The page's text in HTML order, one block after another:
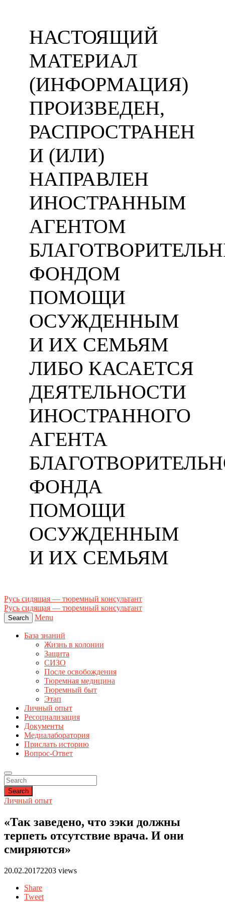
НАСТОЯЩИЙ
МАТЕРИАЛ
(ИНФОРМАЦИЯ)
ПРОИЗВЕДЕН,
РАСПРОСТРАНЕН
И (ИЛИ)
НАПРАВЛЕН
ИНОСТРАННЫМ
АГЕНТОМ
ФОНДОМ
ПОМОЩИ
ОСУЖДЕННЫМ
И ИХ СЕМЬЯМ
ЛИБО КАСАЕТСЯ
ДЕЯТЕЛЬНОСТИ
ИНОСТРАННОГО
АГЕНТА
ФОНДА
ПОМОЩИ
ОСУЖДЕННЫМ
И ИХ СЕМЬЯМ
Русь сидящая — тюремный консультант
Русь сидящая — тюремный консультант
Search Menu
База знаний
Жизнь в колонии
Защита
СИЗО
После освобождения
Тюремная медицина
Тюремный быт
Этап
Личный опыт
Ресоциализация
Документы
Медиалаборатория
Прислать историю
Вопрос-Ответ
Search
Личный опыт
«Так заведено, что зэки должны
терпеть отсутствие врача. И они
смиряются»
20.02.20172203 views
Share
Tweet